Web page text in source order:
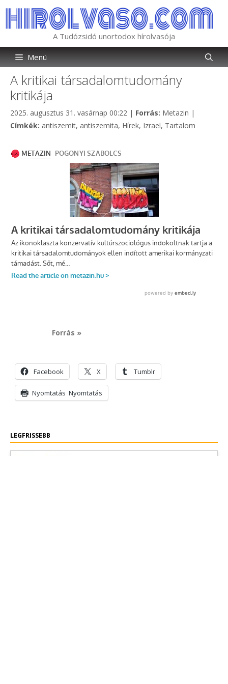
tartalomba
A Tudózsidó unortodox hírolvasója
Menü
A kritikai társadalomtudomány
kritikája
2025. augusztus 31. vasárnap 00:22 | Forrás: Kategória
Metazin |
Címkék: Címkék
antiszemit, antiszemita, Hírek, Izrael, Tartalom
Forrás »
Facebook X Tumblr
Nyomtatás Nyomtatás
LEGFRISSEBB